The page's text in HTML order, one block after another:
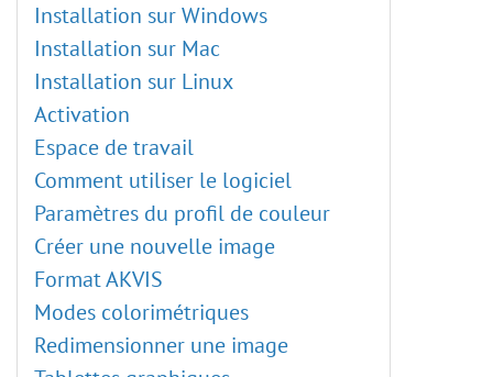
Création de pinceaux personnalisés
Chargement des pinceaux ABR
Éditeur de LUT
Calques de réglage
Recadrage d'images
Traitement par lots
Réglages de tons et de couleurs
Montage photo : Émersion
Portrait à l'aquarelle
Affiche de super-héros
Bande dessinée
Installation sur Windows
Installation sur Mac
Installation sur Linux
Activation
Espace de travail
Comment utiliser le logiciel
Paramètres du profil de couleur
Créer une nouvelle image
Format AKVIS
Modes colorimétriques
Redimensionner une image